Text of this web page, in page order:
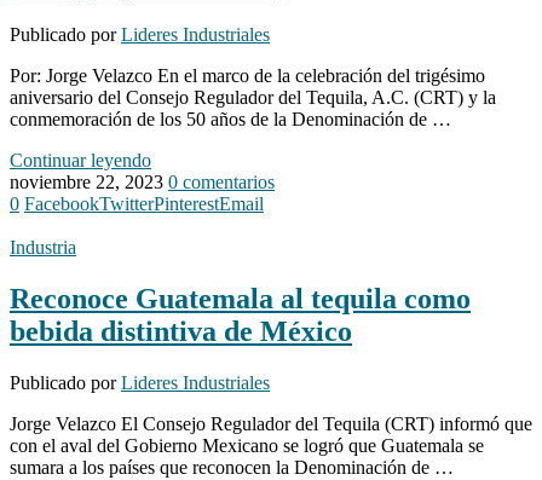
Publicado porLideres Industriales
Por: Jorge Velazco En el marco de la celebración del trigésimo
aniversario del Consejo Regulador del Tequila, A.C. (CRT) y la
conmemoración de los 50 años de la Denominación de …
Continuar leyendo
noviembre 22, 2023 0 comentarios
0 FacebookTwitterPinterestEmail
Industria
Reconoce Guatemala al tequila como
bebida distintiva de México
Publicado porLideres Industriales
Jorge Velazco El Consejo Regulador del Tequila (CRT) informó que
con el aval del Gobierno Mexicano se logró que Guatemala se
sumara a los países que reconocen la Denominación de …